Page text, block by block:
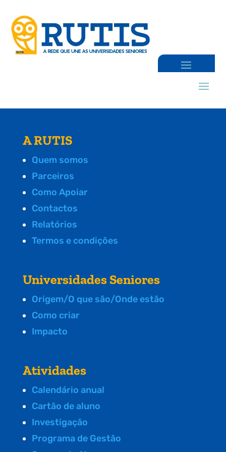
A RUTIS
Quem somos
Parceiros
Como Apoiar
Contactos
Relatórios
Termos e condições
Universidades Seniores
Origem/O que são/Onde estão
Como criar
Impacto
Atividades
Calendário anual
Cartão de aluno
Investigação
Programa de Gestão